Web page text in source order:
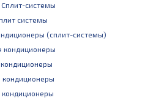
системы
системы
(сплит-системы)
кондиционеры
кондиционеры
кондиционеры